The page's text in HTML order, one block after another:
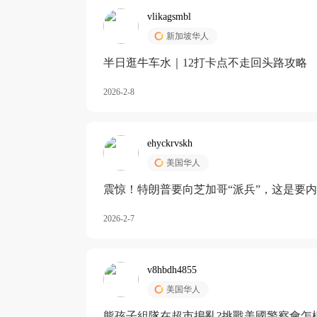
vlikagsmbl
新加坡华人
半日逛牛车水｜12打卡点不走回头路攻略
2026-2-8
ehyckrvskh
美国华人
震惊！特朗普要向芝加哥“派兵”，这是要
2026-2-7
v8hbdh4855
美国华人